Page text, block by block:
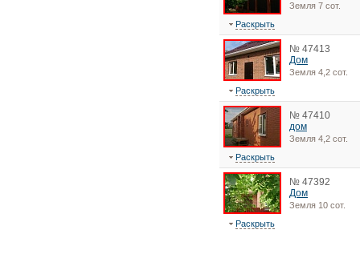
Земля 7 сот.
Раскрыть
№ 47413
Дом
Земля 4,2 сот.
Раскрыть
№ 47410
дом
Земля 4,2 сот.
Раскрыть
№ 47392
Дом
Земля 10 сот.
Раскрыть